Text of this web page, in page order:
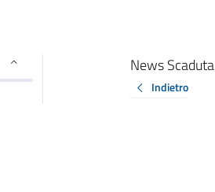
News Scaduta
Indietro